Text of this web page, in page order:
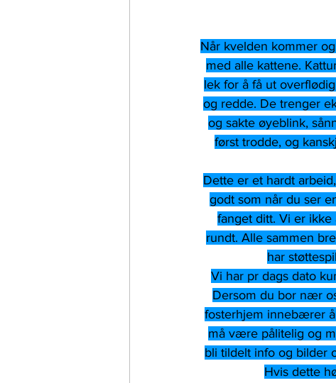
Når kvelden kommer
med alle kattene.
lek for å få ut
og redde. De trenger
og sakte øyeblink,
først trodde, og
Dette er et hardt
godt som når du ser
fanget ditt. Vi er
rundt. Alle sammen
har
Vi har pr dags dato
Dersom du bor nær
fosterhjem innebærer å
må være pålitelig og
bli tildelt info og bilder
Hvis dette